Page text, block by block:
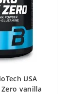
USA
vanilla